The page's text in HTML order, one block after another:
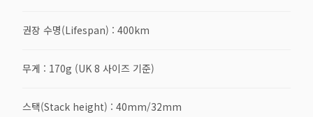
권장 수명(Lifespan) : 400km
무게 : 170g (UK 8 사이즈 기준)
스택(Stack height) : 40mm/32mm